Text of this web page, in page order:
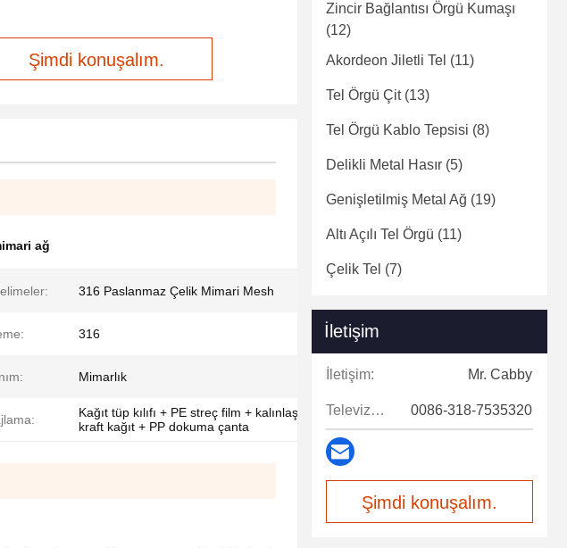
Şimdi konuşalım.
ağ
316 Paslanmaz Çelik Mimari Mesh
316
Mimarlık
Kağıt tüp kılıfı + PE streç film + kalınlaştırılmış su geçirmez
kraft kağıt + PP dokuma çanta
Zincir Bağlantısı Örgü Kumaşı
(12)
Akordeon Jiletli Tel (11)
Tel Örgü Çit(13)
Tel Örgü Kablo Tepsisi (8)
Delikli Metal Hasır (5)
Genişletilmiş Metal Ağ (19)
Altı Açılı Tel Örgü (11)
Çelik Tel (7)
İletişim
İletişim: Mr. Cabby
Televizyon: 0086-318-7535320
Şimdi konuşalım.